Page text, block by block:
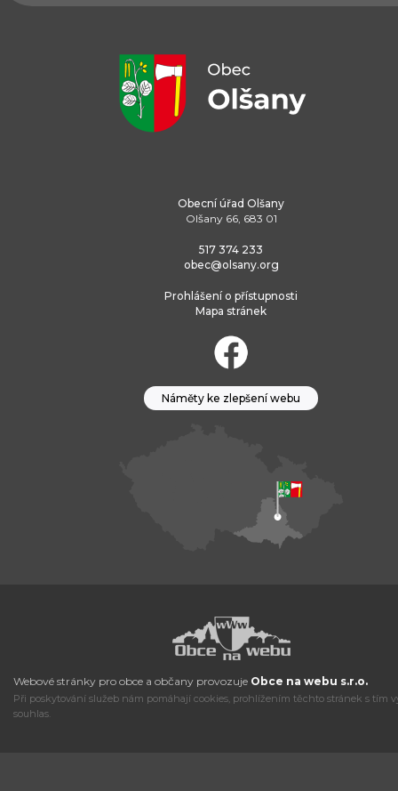
Obecní úřad Olšany
Olšany 66, 683 01
517 374 233
obec@olsany.org
Prohlášení o přístupnosti
Mapa stránek
Náměty ke zlepšení webu
Webové stránky pro obce a občany provozuje Obce na webu s.r.o.
Při poskytování služeb nám pomáhají cookies, prohlížením těchto stránek s tím
souhlas.